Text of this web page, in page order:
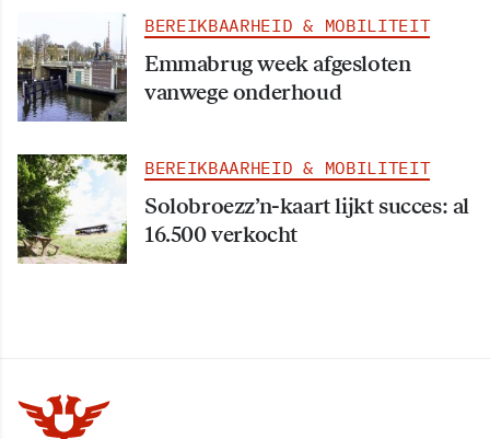
BEREIKBAARHEID & MOBILITEIT
Emmabrug week afgesloten
vanwege onderhoud
BEREIKBAARHEID & MOBILITEIT
Solobroezz’n-kaart lijkt succes: al
16.500 verkocht